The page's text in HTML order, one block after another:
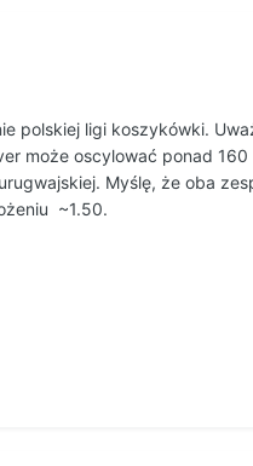
polskiej ligi koszykówki.
może oscylować ponad
Myślę, że oba
~1.50.